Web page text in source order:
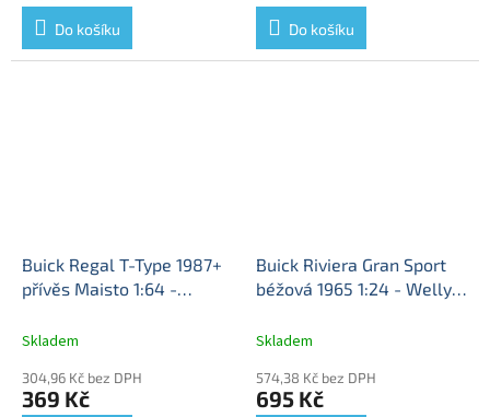
Do košíku Do košíku
Buick Regal T-Type 1987+
přívěs Maisto 1:64 -
Trailer - kovový model
Skladem
304,96 Kč bez DPH
369 Kč
Buick Riviera Gran Sport
béžová 1965 1:24 - Welly
model
Skladem
574,38 Kč bez DPH
695 Kč